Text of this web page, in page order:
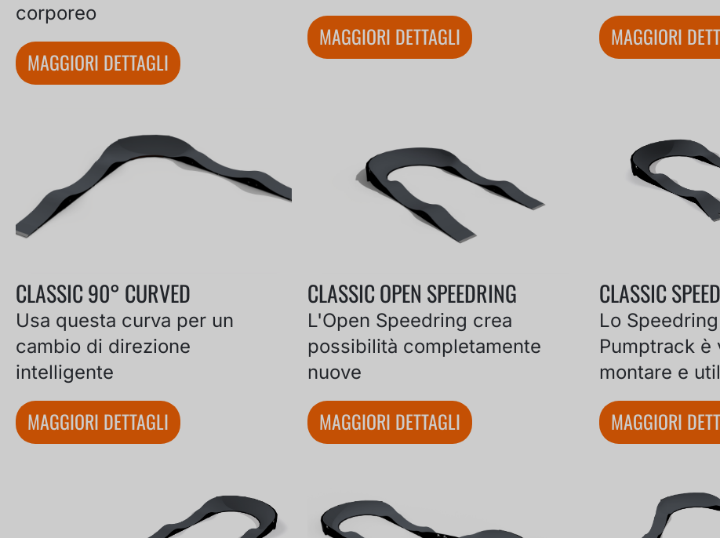
corporeo
MAGGIORI DETTAGLI
MAGGIORI DETTAGLI MAGGIORI
CLASSIC 90° CURVED
Usa questa curva per un
cambio di direzione
intelligente
MAGGIORI DETTAGLI
CLASSIC OPEN SPEEDRING
L'Open Speedring crea
possibilità completamente
nuove
MAGGIORI DETTAGLI
CLASSIC
Lo
Pumptrack è
montare e
MAGGIORI